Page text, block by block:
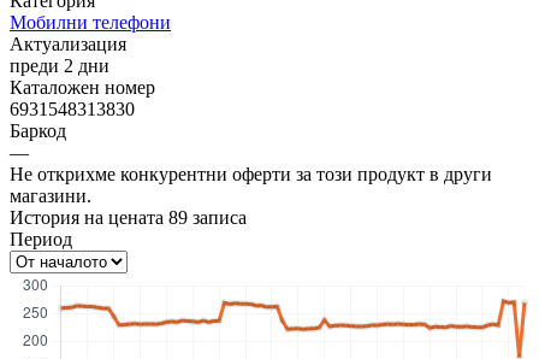
Мобилни телефони
Актуализация
преди 2 дни
Каталожен номер
6931548313830
Баркод
—
Не открихме конкурентни оферти за този продукт в други
магазини.
История на цената 89 записа
Период